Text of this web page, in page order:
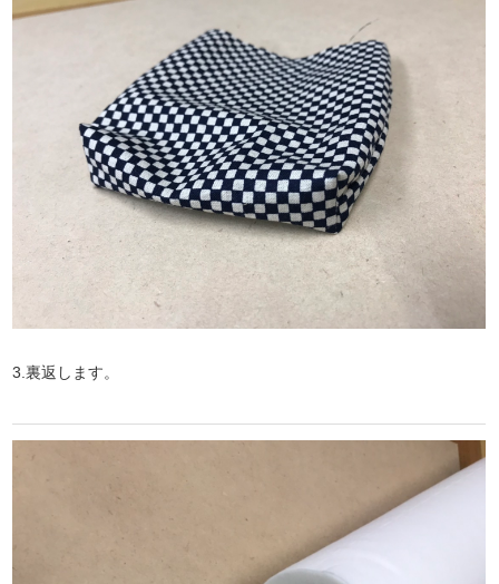
3.裏返します。